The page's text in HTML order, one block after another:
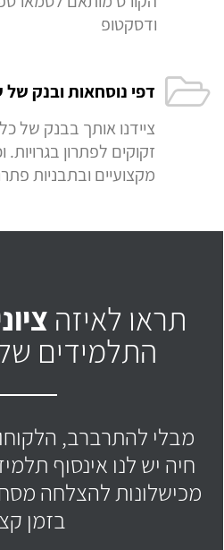
ודסקטופ
דפי נוסחאות ובנק של
ציידנו אותך בבנק של
זקוקים לפתרון
מקצועיים ובתבניות
תראו לאיזה
התלמידים
מבלי להתרברב,
חיה יש לנו אינסוף
בזמן